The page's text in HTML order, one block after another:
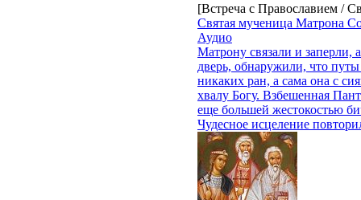
[Встреча с Православием /
Святая мученица Матрона
Аудио
Матрону связали и заперли,
дверь, обнаружили, что
никаких ран, а сама она с
хвалу Богу. Взбешенная
еще большей жестокостью
Чудесное исцеление